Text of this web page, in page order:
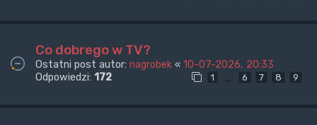
Co dobrego w TV?
Ostatni post autor: nagrobek « 10-07-2026, 20:33
Odpowiedzi: 172 1 … 6 7 8 9